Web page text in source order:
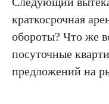
краткосрочная
обороты? Что же
посуточные
предложений на